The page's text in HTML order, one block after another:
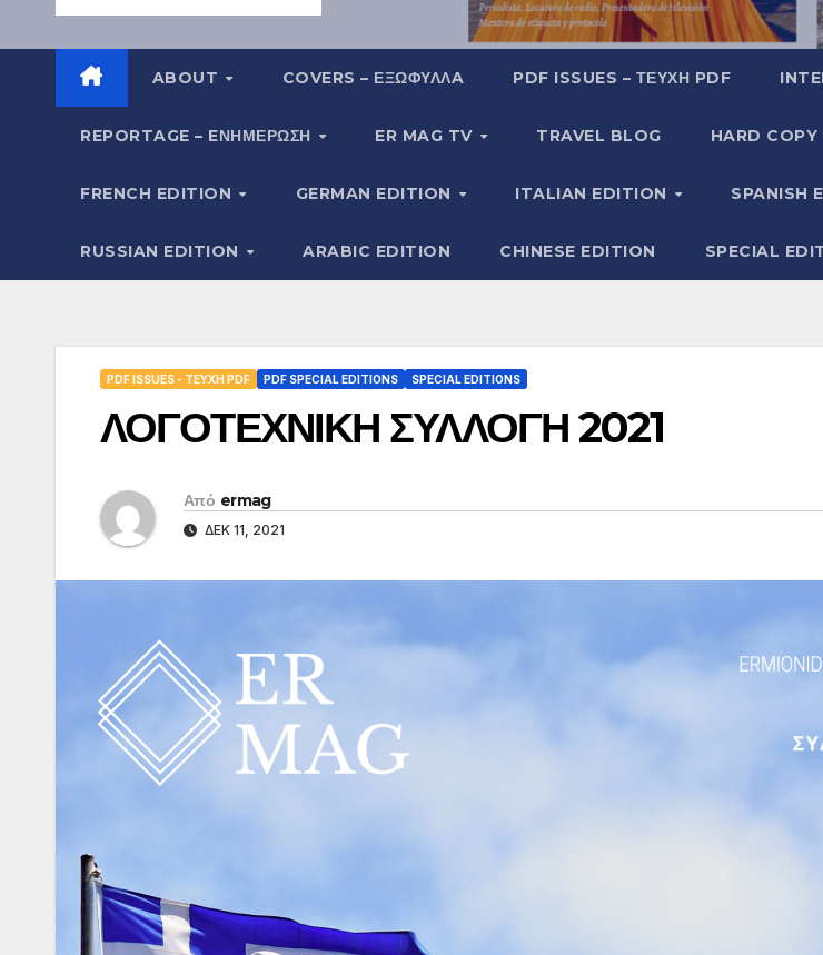
ABOUT COVERS – ΕΞΩΦΥΛΛA PDF ISSUES – ΤΕΎΧΗ PDF
REPORTAGE – EΝΗΜΈΡΩΣΗ ER MAG TV TRAVEL BLOG HARD
FRENCH EDITION GERMAN EDITION ITALIAN EDITION SPANISH
RUSSIAN EDITION ARABIC EDITION CHINESE EDITION SPECIAL
PDF ISSUES - ΤΕΎΧΗ PDF PDF SPECIAL EDITIONS SPECIAL EDITIONS
ΛΟΓΟΤΕΧΝΙΚΗ ΣΥΛΛΟΓΗ 2021
Από ermag
ΔΕΚ 11, 2021